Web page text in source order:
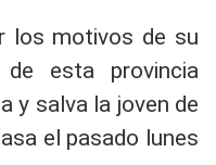
los motivos de su
de esta provincia
y salva la joven de
el pasado lunes